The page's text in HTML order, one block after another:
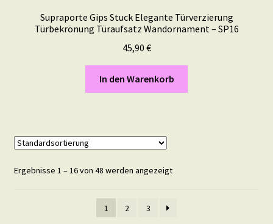
Supraporte Gips Stuck Elegante Türverzierung
Türbekrönung Türaufsatz Wandornament – SP16
45,90 €
In den Warenkorb
Ergebnisse 1 – 16 von 48 werden angezeigt
1 2 3